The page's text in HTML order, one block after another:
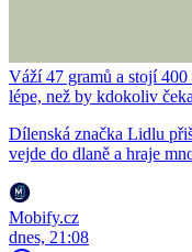
Váží 47 gramů a stojí
lépe, než by kdokoliv
Dílenská značka Lidlu
vejde do dlaně a hraje
Mobify.cz
dnes, 21:08